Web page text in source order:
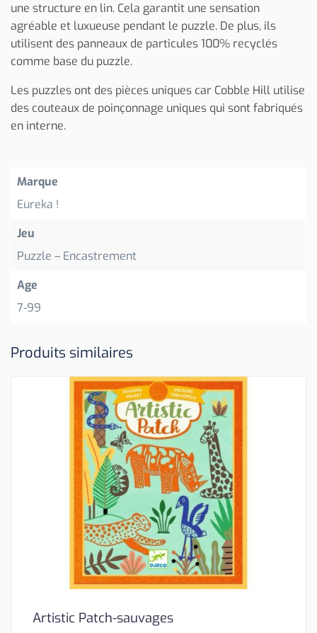
une structure en lin. Cela garantit une sensation
agréable et luxueuse pendant le puzzle. De plus, ils
utilisent des panneaux de particules 100% recyclés
comme base du puzzle.
Les puzzles ont des pièces uniques car Cobble Hill utilise
des couteaux de poinçonnage uniques qui sont fabriqués
en interne.
Marque
Eureka !
Jeu
Puzzle – Encastrement
Age
7-99
Produits similaires
Artistic Patch-sauvages